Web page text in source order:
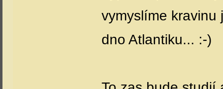
vymyslíme kravinu
dno Atlantiku... :-)